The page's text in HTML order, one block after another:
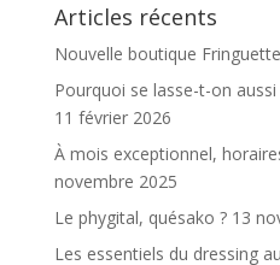
Articles récents
Nouvelle boutique
Pourquoi se lasse-t-on
11 février 2026
À mois exceptionnel,
novembre 2025
Le phygital, quésako ? 13
Les essentiels du dressing